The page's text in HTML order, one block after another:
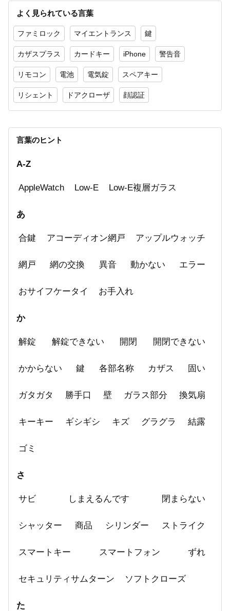
玄関ドアに電気錠（FamiLock・リモコンキー・
カードキー）を後から付けることはできます
か？
よく見られている言葉
ファミロック マイエントランス 鍵
カザスプラス カードキー iPhone 警告音
リモコン 電池 電気錠 スペアキー
リシェント ドアクローザ 顔認証
言葉のヒント
A-Z
AppleWatch Low-E Low-E複層ガラス
あ
合鍵 アコーディオン網戸 アップルウォッチ
網戸 網の交換 異音 動かない エラー
おサイフケータイ お手入れ
か
解錠 解錠できない 開閉 開閉できない
かからない 鍵 各部名称 カザス 固い
ガタガタ 勝手口 壁 ガラス部分 換気扇
キーキー ギシギシ キズ グラグラ 結露
ゴミ
さ
サビ しまえるんです 閉まらない
シャッター 商品 シリンダー ストライク
スマートキー スマートフォン ずれ
セキュリティサムターン ソフトクローズ
た